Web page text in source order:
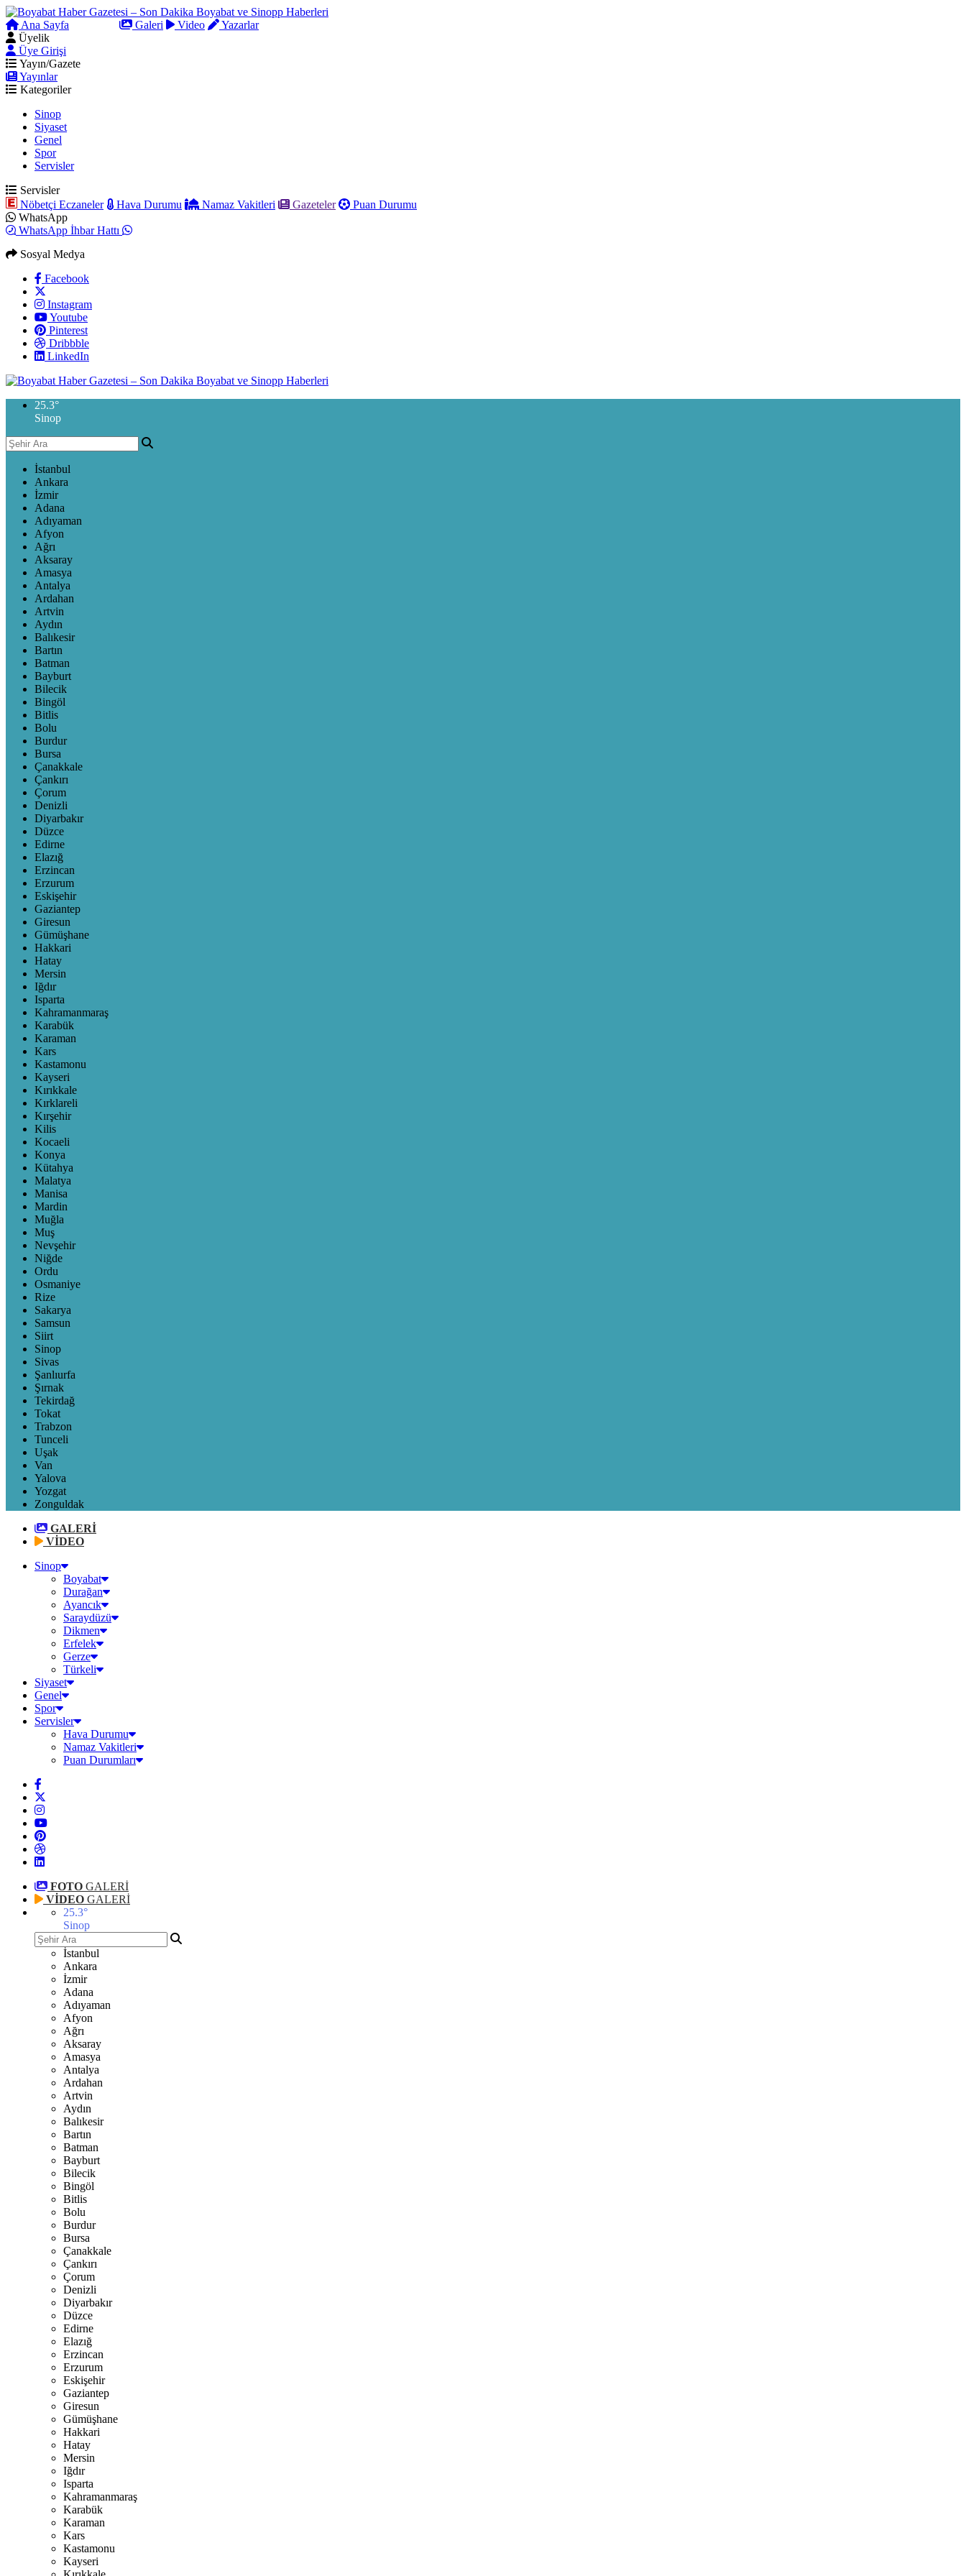
Ana Sayfa Galeri Video
Yazarlar
Üyelik
Üye Girişi
Yayın/Gazete
Yayınlar
Kategoriler
Sinop
Siyaset
Genel
Spor
Servisler
Servisler
Nöbetçi Eczaneler
Hava Durumu Namaz Vakitleri Gazeteler
Puan Durumu
WhatsApp
WhatsApp İhbar Hattı
Sosyal Medya
Facebook
Instagram
Youtube
Pinterest
Dribbble
LinkedIn
25.3°
Sinop
İstanbul
Ankara
İzmir
Adana
Adıyaman
Afyon
Ağrı
Aksaray
Amasya
Antalya
Ardahan
Artvin
Aydın
Balıkesir
Bartın
Batman
Bayburt
Bilecik
Bingöl
Bitlis
Bolu
Burdur
Bursa
Çanakkale
Çankırı
Çorum
Denizli
Diyarbakır
Düzce
Edirne
Elazığ
Erzincan
Erzurum
Eskişehir
Gaziantep
Giresun
Gümüşhane
Hakkari
Hatay
Mersin
Iğdır
Isparta
Kahramanmaraş
Karabük
Karaman
Kars
Kastamonu
Kayseri
Kırıkkale
Kırklareli
Kırşehir
Kilis
Kocaeli
Konya
Kütahya
Malatya
Manisa
Mardin
Muğla
Muş
Nevşehir
Niğde
Ordu
Osmaniye
Rize
Sakarya
Samsun
Siirt
Sinop
Sivas
Şanlıurfa
Şırnak
Tekirdağ
Tokat
Trabzon
Tunceli
Uşak
Van
Yalova
Yozgat
Zonguldak
GALERİ
VİDEO
Sinop
Boyabat
Durağan
Ayancık
Saraydüzü
Dikmen
Erfelek
Gerze
Türkeli
Siyaset
Genel
Spor
Servisler
Hava Durumu
Namaz Vakitleri
Puan Durumları
FOTO GALERİ
VİDEO GALERİ
25.3°
Sinop
İstanbul
Ankara
İzmir
Adana
Adıyaman
Afyon
Ağrı
Aksaray
Amasya
Antalya
Ardahan
Artvin
Aydın
Balıkesir
Bartın
Batman
Bayburt
Bilecik
Bingöl
Bitlis
Bolu
Burdur
Bursa
Çanakkale
Çankırı
Çorum
Denizli
Diyarbakır
Düzce
Edirne
Elazığ
Erzincan
Erzurum
Eskişehir
Gaziantep
Giresun
Gümüşhane
Hakkari
Hatay
Mersin
Iğdır
Isparta
Kahramanmaraş
Karabük
Karaman
Kars
Kastamonu
Kayseri